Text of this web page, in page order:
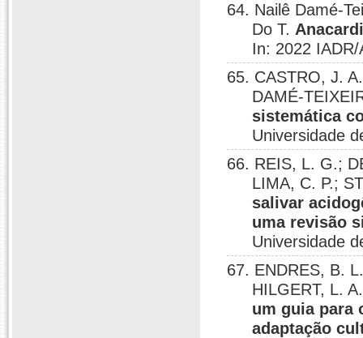
64. Nailê Damé-
Do T.
In: 2022
65. CASTRO, J.
DAMÉ-
sistemática
Universidade
66. REIS, L. G.;
LIMA, C. P.;
salivar
uma revisão
Universidade
67. ENDRES, B.
HILGERT, L.
um guia para
adaptação